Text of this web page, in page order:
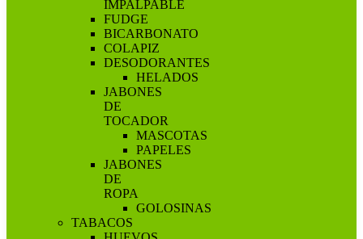
IMPALPABLE
FUDGE
BICARBONATO
COLAPIZ
DESODORANTES
HELADOS
JABONES
DE
TOCADOR
MASCOTAS
PAPELES
JABONES
DE
ROPA
GOLOSINAS
TABACOS